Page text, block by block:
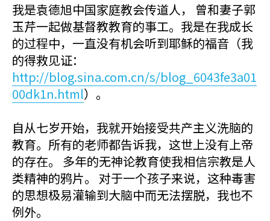
我是袁德旭中国家庭教会传道人， 曾和妻子郭
玉芹一起做基督教教育的事工。我是在我成长
的过程中，一直没有机会听到耶稣的福音（我
的得救见证：
http://blog.sina.com.cn/s/blog_6043fe3a01
00dk1n.html）。
自从七岁开始，我就开始接受共产主义洗脑的
教育。所有的老师都告诉我，这世上没有上帝
的存在。 多年的无神论教育使我相信宗教是人
类精神的鸦片。 对于一个孩子来说，这种毒害
的思想极易灌输到大脑中而无法摆脱，我也不
例外。